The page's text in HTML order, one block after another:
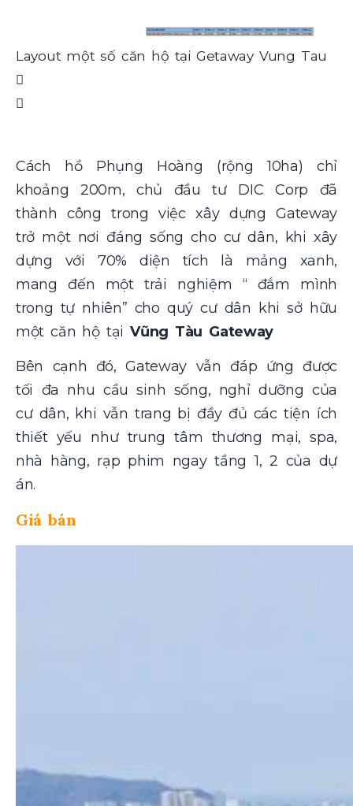
Layout một số căn hộ tại Getaway Vung Tau
Cách hồ Phụng Hoàng (rộng 10ha) chỉ
khoảng 200m, chủ đầu tư DIC Corp đã
thành công trong việc xây dựng Gateway
trở một nơi đáng sống cho cư dân, khi xây
dựng với 70% diện tích là mảng xanh,
mang đến một trải nghiệm “ đắm mình
trong tự nhiên” cho quý cư dân khi sở hữu
một căn hộ tạiVũng Tàu Gateway
Bên cạnh đó, Gateway vẫn đáp ứng được
tối đa nhu cầu sinh sống, nghỉ dưỡng của
cư dân, khi vẫn trang bị đầy đủ các tiện ích
thiết yếu như trung tâm thương mại, spa,
nhà hàng, rạp phim ngay tầng 1, 2 của dự
án.
Giá bán